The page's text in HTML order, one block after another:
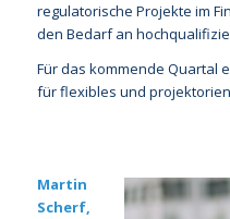
regulatorische Projekte im
den Bedarf an
Für das kommende Quartal
für flexibles und
Martin
Scherf,